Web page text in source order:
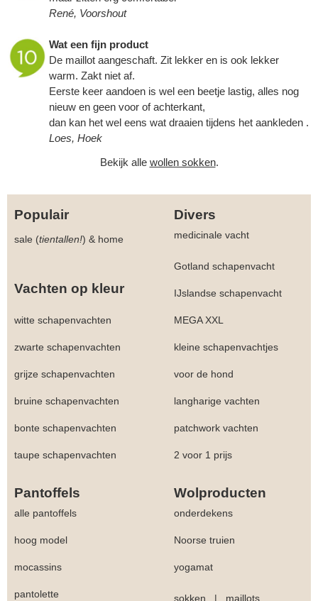
René, Voorshout
Wat een fijn product
De maillot aangeschaft. Zit lekker en is ook lekker
warm. Zakt niet af.
Eerste keer aandoen is wel een beetje lastig, alles nog
nieuw en geen voor of achterkant,
dan kan het wel eens wat draaien tijdens het aankleden .
Loes, Hoek
Bekijk alle wollen sokken.
Populair Divers
sale (tientallen!) & home medicinale vacht
Gotland schapenvacht
Vachten op kleur IJslandse schapenvacht
witte schapenvachten MEGA XXL
zwarte schapenvachten kleine schapenvachtjes
grijze schapenvachten voor de hond
bruine schapenvachten langharige vachten
bonte schapenvachten patchwork vachten
taupe schapenvachten 2 voor 1 prijs
Pantoffels Wolproducten
alle pantoffels onderdekens
hoog model Noorse truien
mocassins yogamat
pantolette sokken | maillots